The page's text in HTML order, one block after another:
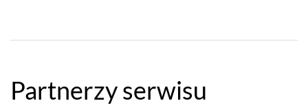
Partnerzy serwisu